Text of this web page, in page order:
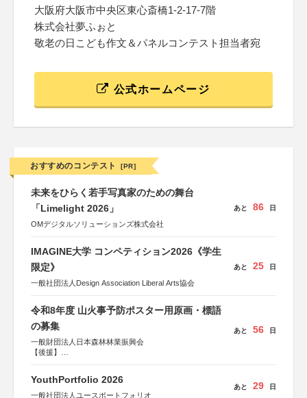
大阪府大阪市中央区東心斎橋1-2-17-7階
株式会社夢ふぉと
敬老の日こども作文＆パネルコンテスト担当者宛
公式ホームページ
おすすめのコンテスト [PR]
未来をひらく若手写真家のための舞台
「Limelight 2026」
OMデジタルソリューションズ株式会社
あと 86 日
IMAGINE大学 コンペティション2026《学生
限定》
一般社団法人Design Association Liberal Arts協会
あと 25 日
令和8年度 山火事予防ポスター用原画・標語
の募集
一般財団法人日本森林林業振興会
【後援】
あと 56 日
YouthPortfolio 2026
一般社団法人ユースポートフォリオ
あと 29 日